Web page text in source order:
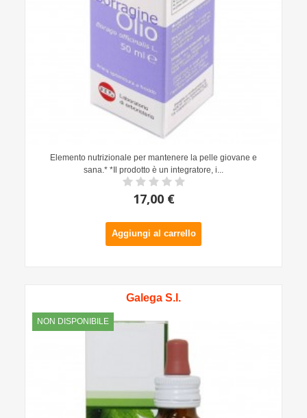
Elemento nutrizionale per mantenere la pelle giovane e
sana.* *Il prodotto è un integratore, i...
17,00 €
Aggiungi al carrello
NON DISPONIBILE
Galega S.I.